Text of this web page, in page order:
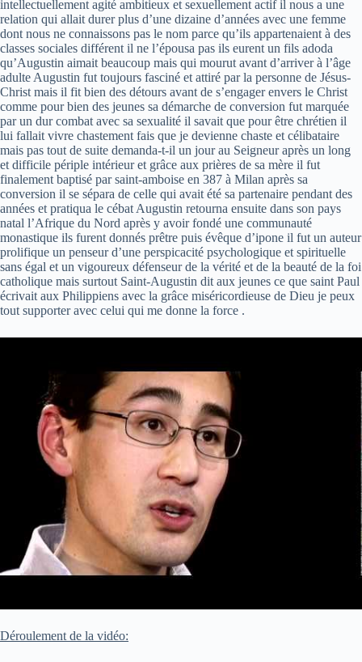
intellectuellement agité ambitieux et sexuellement actif il nous a une
relation qui allait durer plus d’une dizaine d’années avec une femme
dont nous ne connaissons pas le nom parce qu’ils appartenaient à des
classes sociales différent il ne l’épousa pas ils eurent un fils adoda
qu’Augustin aimait beaucoup mais qui mourut avant d’arriver à l’âge
adulte Augustin fut toujours fasciné et attiré par la personne de Jésus-
Christ mais il fit bien des détours avant de s’engager envers le Christ
comme pour bien des jeunes sa démarche de conversion fut marquée
par un dur combat avec sa sexualité il savait que pour être chrétien il
lui fallait vivre chastement fais que je devienne chaste et célibataire
mais pas tout de suite demanda-t-il un jour au Seigneur après un long
et difficile périple intérieur et grâce aux prières de sa mère il fut
finalement baptisé par saint-amboise en 387 à Milan après sa
conversion il se sépara de celle qui avait été sa partenaire pendant des
années et pratiqua le cébat Augustin retourna ensuite dans son pays
natal l’Afrique du Nord après y avoir fondé une communauté
monastique ils furent donnés prêtre puis évêque d’ipone il fut un auteur
prolifique un penseur d’une perspicacité psychologique et spirituelle
sans égal et un vigoureux défenseur de la vérité et de la beauté de la foi
catholique mais surtout Saint-Augustin dit aux jeunes ce que saint Paul
écrivait aux Philippiens avec la grâce miséricordieuse de Dieu je peux
tout supporter avec celui qui me donne la force .
Déroulement de la vidéo: